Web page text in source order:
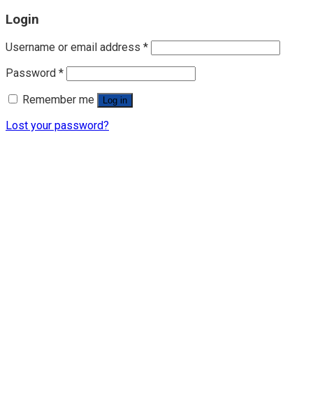
Login
Username or email address *
Password *
Remember me
Log in
Lost your password?